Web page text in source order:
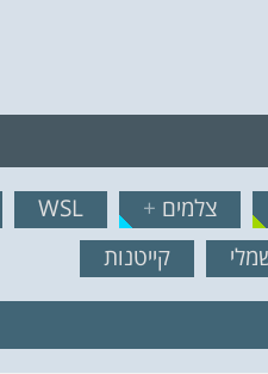
לרשימת
צלמים +
WSL
קייטנות